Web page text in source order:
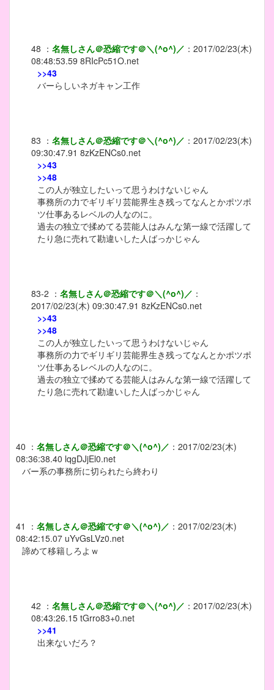
48 ： 名無しさん＠恐縮です＠＼(^o^)／ ： 2017/02/23(木)
08:48:53.59 8RIcPc51O.net
>>43
バーらしいネガキャン工作
83 ： 名無しさん＠恐縮です＠＼(^o^)／ ： 2017/02/23(木)
09:30:47.91 8zKzENCs0.net
>>43
>>48
この人が独立したいって思うわけないじゃん
事務所の力でギリギリ芸能界生き残ってなんとかポツポ
ツ仕事あるレベルの人なのに。
過去の独立で揉めてる芸能人はみんな第一線で活躍して
たり急に売れて勘違いした人ばっかじゃん
83-2 ： 名無しさん＠恐縮です＠＼(^o^)／ ：
2017/02/23(木) 09:30:47.91 8zKzENCs0.net
>>43
>>48
この人が独立したいって思うわけないじゃん
事務所の力でギリギリ芸能界生き残ってなんとかポツポ
ツ仕事あるレベルの人なのに。
過去の独立で揉めてる芸能人はみんな第一線で活躍して
たり急に売れて勘違いした人ばっかじゃん
40 ： 名無しさん＠恐縮です＠＼(^o^)／ ： 2017/02/23(木)
08:36:38.40 lqgDJjEl0.net
バー系の事務所に切られたら終わり
41 ： 名無しさん＠恐縮です＠＼(^o^)／ ： 2017/02/23(木)
08:42:15.07 uYvGsLVz0.net
諦めて移籍しろよｗ
42 ： 名無しさん＠恐縮です＠＼(^o^)／ ： 2017/02/23(木)
08:43:26.15 tGrro83+0.net
>>41
出来ないだろ？